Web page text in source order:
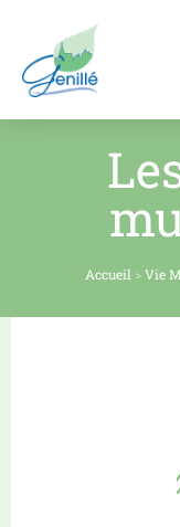
Accueil >Vie